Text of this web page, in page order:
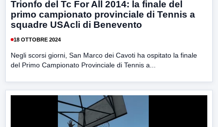
Trionfo del Tc For All 2014: la finale del
primo campionato provinciale di Tennis a
squadre USAcli di Benevento
18 OTTOBRE 2024
Negli scorsi giorni, San Marco dei Cavoti ha ospitato la finale
del Primo Campionato Provinciale di Tennis a...